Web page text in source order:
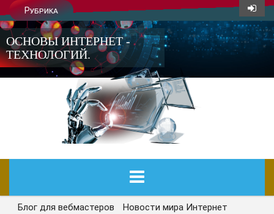
Рубрика
ОСНОВЫ ИНТЕРНЕТ -
ТЕХНОЛОГИЙ.
ГЛАВНАЯ
Блог для вебмастеров Новости мира Интернет